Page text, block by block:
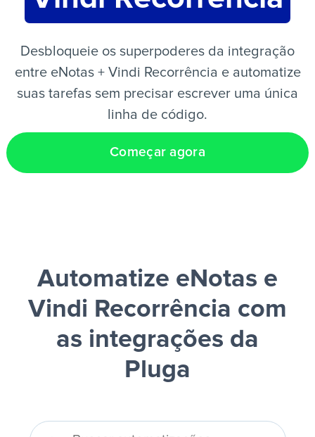
Desbloqueie os superpoderes da integração
entre eNotas + Vindi Recorrência e automatize
suas tarefas sem precisar escrever uma única
linha de código.
Começar agora
Automatize eNotas e
Vindi Recorrência com
as integrações da
Pluga